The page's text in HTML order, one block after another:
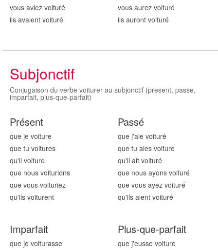
vous aviez voituré
ils avaient voituré
vous aurez voituré
ils auront voituré
Subjonctif
Conjugaison du verbe voiturer au subjonctif (present, passe,
imparfait, plus-que-parfait)
Présent
que je voiture
que tu voitures
qu'il voiture
que nous voiturions
que vous voituriez
qu'ils voiturent
Passé
que j'aie voituré
que tu aies voituré
qu'il ait voituré
que nous ayons voituré
que vous ayez voituré
qu'ils aient voituré
Imparfait
que je voiturasse
Plus-que-parfait
que j'eusse voituré